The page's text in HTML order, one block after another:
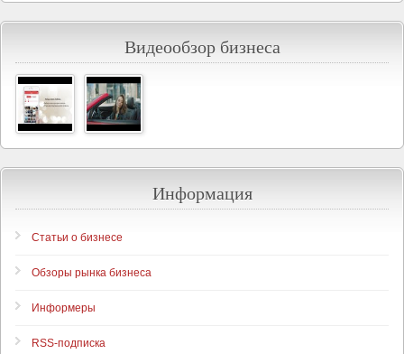
Видеообзор бизнеса
Информация
Статьи о бизнесе
Обзоры рынка бизнеса
Информеры
RSS-подписка